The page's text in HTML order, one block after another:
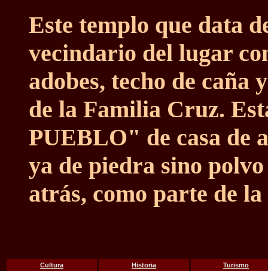
Este templo que data
vecindario del lugar
adobes, techo de caña
de la Familia Cruz.
PUEBLO" de casa de
ya de piedra sino
atrás, como parte de
Cultura Historia Turismo